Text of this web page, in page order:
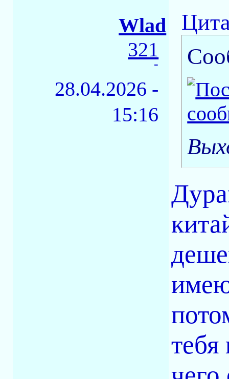
Wlad
321
-
28.04.2026 -
15:16